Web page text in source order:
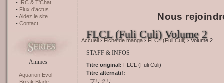
IRC & T'Chat
Flux d'actus
Aidez le site
Contact
Animes
Aquarion Evol
Break Blade
Nous
FLCL (Fuli Culi) Volume 2
Accueil›Fiche de manga› FLCL (Fuli Culi)› Volume 2
STAFF & INFOS
Titre original: FLCL (Fuli Culi)
Titre alternatif:
- フリクリ